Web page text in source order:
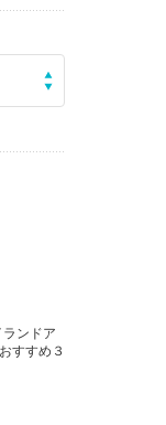
ランドア
すすめ３